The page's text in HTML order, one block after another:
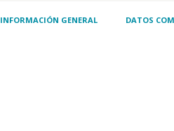
INFORMACIÓN GENERAL DATOS